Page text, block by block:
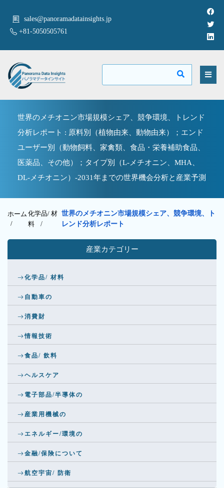
sales@panoramadatainsights.jp
+81-5050505761
世界のメチオニン市場規模シェア、競争環境、トレンド
分析レポート : 原料別（植物由来、動物由来）；エンド
ユーザー別（動物飼料、家禽類、食品・栄養補助食品、
医薬品、その他）；タイプ別（L-メチオニン、MHA、
DL-メチオニン）-2031年までの世界機会分析と産業予測
ホーム
/
化学品/ 材
料/
世界のメチオニン市場規模シェア、競争環境、ト
レンド分析レポート
産業カテゴリー
化学品/ 材料
自動車の
消費財
情報技術
食品/ 飲料
ヘルスケア
電子部品/半導体の
産業用機械の
エネルギー/環境の
金融/保険について
航空宇宙/ 防衛